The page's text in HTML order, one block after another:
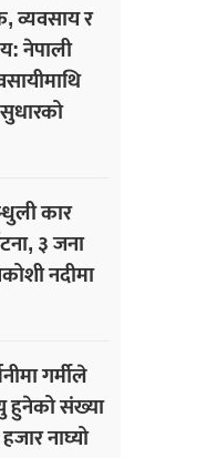
व्यवसाय र
नेपाली
कार
३ जना
नदीमा
गर्मीले
हुनेको संख्या
नाघ्यो